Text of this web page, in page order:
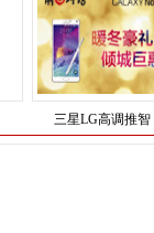
三星LG高调推智